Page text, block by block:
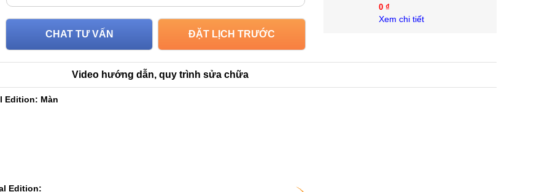
CHAT TƯ VẤN ĐẶT LỊCH TRƯỚC
0 ₫
Xem chi tiết
Edition: Màn
Edition:
Video hướng dẫn, quy trình sửa chữa